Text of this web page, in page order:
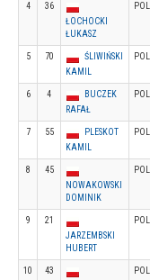
4
36
ŁOCHOCKI
ŁUKASZ
POL
5 70
ŚLIWIŃSKI
KAMIL
POL
6 4
BUCZEK
RAFAŁ
POL
7 55
PLESKOT
KAMIL
POL
8
45
NOWAKOWSKI
DOMINIK
POL
9
21
JARZEMBSKI
HUBERT
POL
10
43
POL